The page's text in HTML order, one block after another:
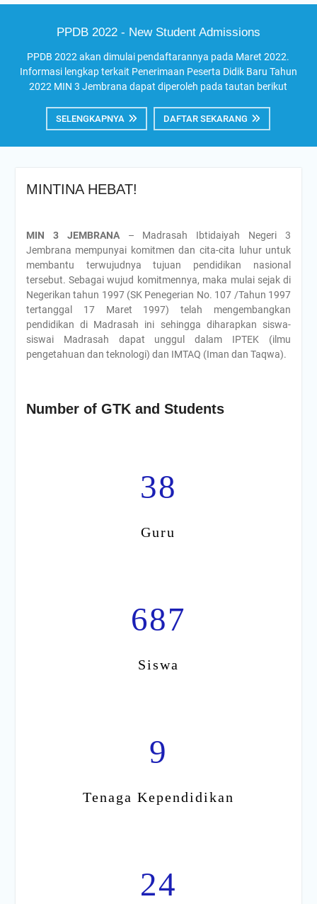
PPDB 2022 - New Student Admissions
PPDB 2022 akan dimulai pendaftarannya pada Maret 2022.
Informasi lengkap terkait Penerimaan Peserta Didik Baru Tahun
2022 MIN 3 Jembrana dapat diperoleh pada tautan berikut
SELENGKAPNYA DAFTAR SEKARANG
MINTINA HEBAT!
MIN 3 JEMBRANA– Madrasah Ibtidaiyah Negeri 3
Jembrana mempunyai komitmen dan cita-cita luhur untuk
membantu terwujudnya tujuan pendidikan nasional
tersebut. Sebagai wujud komitmennya, maka mulai sejak di
Negerikan tahun 1997 (SK Penegerian No. 107 /Tahun 1997
tertanggal 17 Maret 1997) telah mengembangkan
pendidikan di Madrasah ini sehingga diharapkan siswa-
siswai Madrasah dapat unggul dalam IPTEK (ilmu
pengetahuan dan teknologi) dan IMTAQ (Iman dan Taqwa).
Number of GTK and Students
38
Guru
687
Siswa
9
Tenaga Kependidikan
24